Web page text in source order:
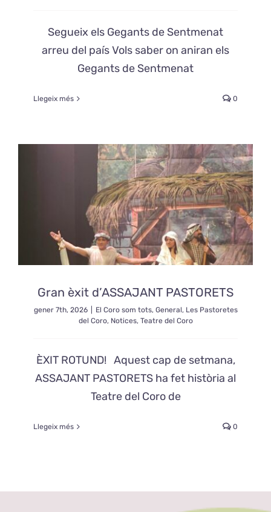
Segueix els Gegants de Sentmenat
arreu del país Vols saber on aniran els
Gegants de Sentmenat
Llegeix més 0
Gran èxit d’ASSAJANT PASTORETS
gener 7th, 2026 El Coro som tots, General, Les Pastoretes
del Coro, Notices, Teatre del Coro
ÈXIT ROTUND! Aquest cap de setmana,
ASSAJANT PASTORETS ha fet història al
Teatre del Coro de
Llegeix més 0